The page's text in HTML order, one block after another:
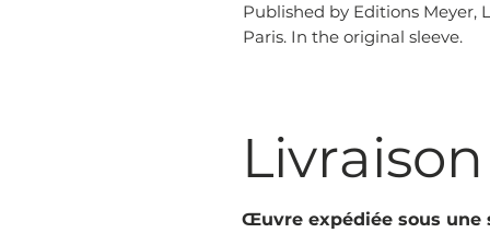
Published by Editions Meyer,
Paris. In the original sleeve.
Livraison
Œuvre expédiée sous une